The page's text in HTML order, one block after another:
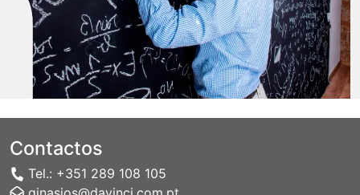
Contactos
Tel.: +351 289 108 105